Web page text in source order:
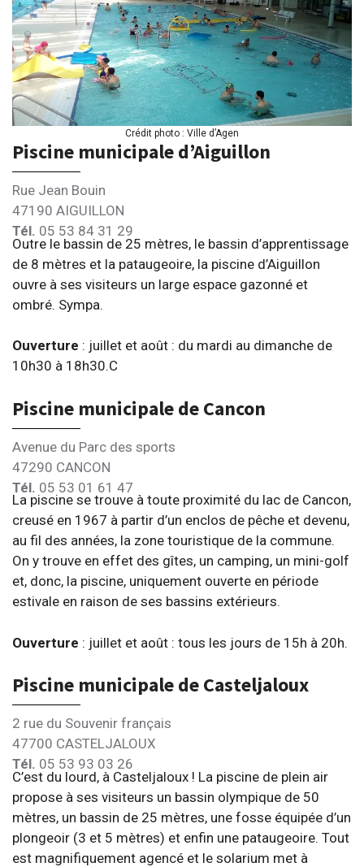
Crédit photo : Ville d’Agen
Piscine municipale d’Aiguillon
Rue Jean Bouin
47190 AIGUILLON
Tél. 05 53 84 31 29
Outre le bassin de 25 mètres, le bassin d’apprentissage
de 8 mètres et la pataugeoire, la piscine d’Aiguillon
ouvre à ses visiteurs un large espace gazonné et
ombré. Sympa.
Ouverture : juillet et août : du mardi au dimanche de
10h30 à 18h30.C
Piscine municipale de Cancon
Avenue du Parc des sports
47290 CANCON
Tél. 05 53 01 61 47
La piscine se trouve à toute proximité du lac de Cancon,
creusé en 1967 à partir d’un enclos de pêche et devenu,
au fil des années, la zone touristique de la commune.
On y trouve en effet des gîtes, un camping, un mini-golf
et, donc, la piscine, uniquement ouverte en période
estivale en raison de ses bassins extérieurs.
Ouverture : juillet et août : tous les jours de 15h à 20h.
Piscine municipale de Casteljaloux
2 rue du Souvenir français
47700 CASTELJALOUX
Tél. 05 53 93 03 26
C’est du lourd, à Casteljaloux ! La piscine de plein air
propose à ses visiteurs un bassin olympique de 50
mètres, un bassin de 25 mètres, une fosse équipée d’un
plongeoir (3 et 5 mètres) et enfin une pataugeoire. Tout
est magnifiquement agencé et le solarium met à